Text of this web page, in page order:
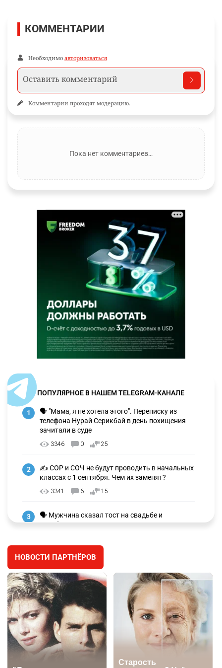
КОММЕНТАРИИ
Необходимо авторизоваться
Комментарии проходят модерацию.
Пока нет комментариев…
ПОПУЛЯРНОЕ В НАШЕМ TELEGRAM-КАНАЛЕ
1
🗣 "Мама, я не хотела этого". Переписку из
телефона Нурай Серикбай в день похищения
зачитали в суде
3346 0 25
2
✍️ СОР и СОЧ не будут проводить в начальных
классах с 1 сентября. Чем их заменят?
3341 6 15
3
🗣 Мужчина сказал тост на свадьбе и
заработал уголовное дело
🐏 Скота больше, а мясо дороже. Почему в
Казахстане продолжают расти цены на
баранину и конину
2742
5
⚠️ Доброе утро, друзья! Предлагаем обзор
главных новостей за 4 августа
2830 0 1
🗣Глава государства направил телеграмму
НОВОСТИ ПАРТНЁРОВ